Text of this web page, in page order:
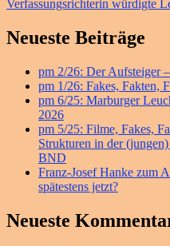
Beitrag:
Verfassungsrichterin würdigte
Primärer
Widget-
Bereich
Neueste Beiträge
pm 2/26: Der Aufsteiger
pm 1/26: Fakes, Fakten,
pm 6/25: Marburger
2026
pm 5/25: Filme, Fakes,
Strukturen in der
BND
Franz-Josef Hanke zum
spätestens jetzt?
Neueste